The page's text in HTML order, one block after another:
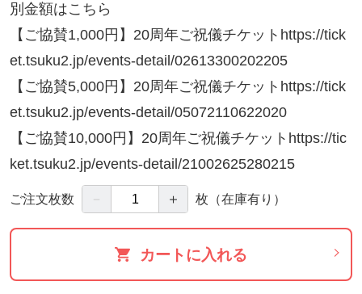
別金額はこちら
【ご協賛1,000円】20周年ご祝儀チケットhttps://tick
et.tsuku2.jp/events-detail/02613300202205
【ご協賛5,000円】20周年ご祝儀チケットhttps://tick
et.tsuku2.jp/events-detail/05072110622020
【ご協賛10,000円】20周年ご祝儀チケットhttps://tic
ket.tsuku2.jp/events-detail/21002625280215
ご注文枚数 － ＋ 枚 （在庫有り）
カートに入れる